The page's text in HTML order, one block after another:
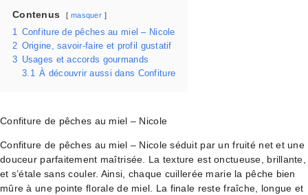
Contenus masquer
1 Confiture de pêches au miel – Nicole
2 Origine, savoir-faire et profil gustatif
3 Usages et accords gourmands
3.1 À découvrir aussi dans Confiture
Confiture de pêches au miel – Nicole
Confiture de pêches au miel – Nicole séduit par un fruité net et une
douceur parfaitement maîtrisée. La texture est onctueuse, brillante,
et s’étale sans couler. Ainsi, chaque cuillerée marie la pêche bien
mûre à une pointe florale de miel. La finale reste fraîche, longue et